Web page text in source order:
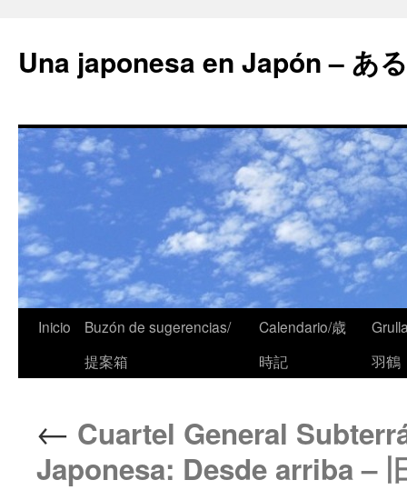
Una japonesa en Japón – あ
Inicio
Buzón de sugerencias/
提案箱
Calendario/歳
時記
羽鶴
← Cuartel General
Japonesa: Desde arriba –